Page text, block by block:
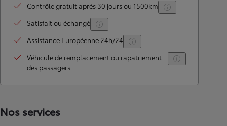
Contrôle gratuit après 30 jours ou 1500km
Satisfait ou échangé
Assistance Européenne 24h/24
Véhicule de remplacement ou rapatriement
des passagers
Nos services